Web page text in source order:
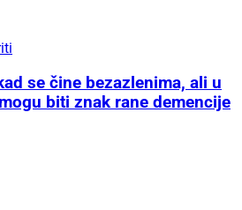
se čine bezazlenima, ali u
biti znak rane demencije